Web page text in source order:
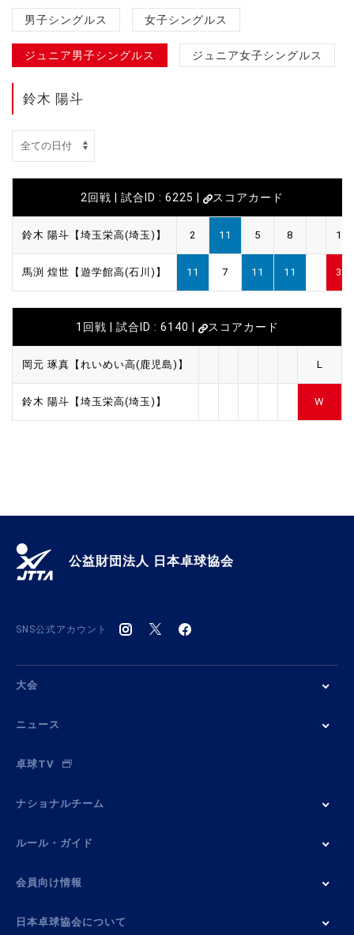
男子シングルス 女子シングルス
ジュニア男子シングルス ジュニア女子シングルス
鈴木 陽斗
2回戦 | 試合ID : 6225 | スコアカード
鈴木 陽斗【埼玉栄高(埼玉)】 2 11 5 8 1
馬渕 煌世【遊学館高(石川)】 11 7 11 11 3
1回戦 | 試合ID : 6140 | スコアカード
岡元 琢真【れいめい高(鹿児島)】 L
鈴木 陽斗【埼玉栄高(埼玉)】 W
公益財団法人 日本卓球協会
SNS公式アカウント
大会
ニュース
卓球TV
ナショナルチーム
ルール・ガイド
会員向け情報
日本卓球協会について